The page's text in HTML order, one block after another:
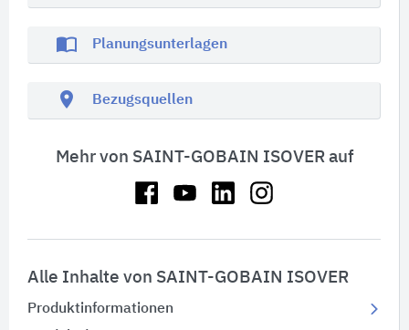
import_contacts Planungsunterlagen
location_on Bezugsquellen
Mehr von SAINT-GOBAIN ISOVER auf
Alle Inhalte von SAINT-GOBAIN ISOVER
Produktinformationen